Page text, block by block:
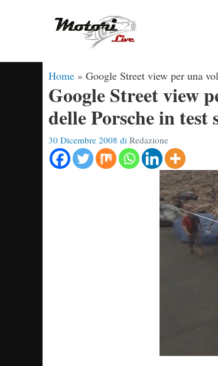
Home » Google Street view per una
Google Street view
delle Porsche in test
30 Dicembre 2008 di Redazione